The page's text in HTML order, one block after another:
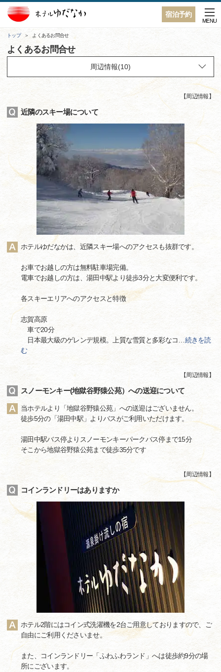
宿泊予約
MENU
トップ よくあるお問合せ
よくあるお問合せ
【周辺情報 】
近隣のスキー場について
ホテルゆだなかは、近隣スキー場へのアクセスも抜群です。
お車でお越しの方は無料駐車場完備。
電車でお越しの方は、湯田中駅より徒歩3分と大変便利です。
各スキーエリアへのアクセスと特徴
志賀高原
車で20分
日本最大級のゲレンデ規模。上質な雪質と多彩なコ
続きを読
む
【周辺情報 】
スノーモンキー(地獄谷野猿公苑）への送迎について
当ホテルより「地獄谷野猿公苑」への送迎はございません。
徒歩5分の「湯田中駅」よりバスがご利用いただけます。
湯田中駅バス停よりスノーモンキーパークバス停まで15分
そこから地獄谷野猿公苑まで徒歩35分です
【周辺情報 】
コインランドリーはありますか
ホテル2階にはコイン式洗濯機を2台ご用意しておりますので、ご
自由にご利用くださいませ。
また、コインランドリー「ふわふわランド」へは徒歩約9分の場
所にございます。